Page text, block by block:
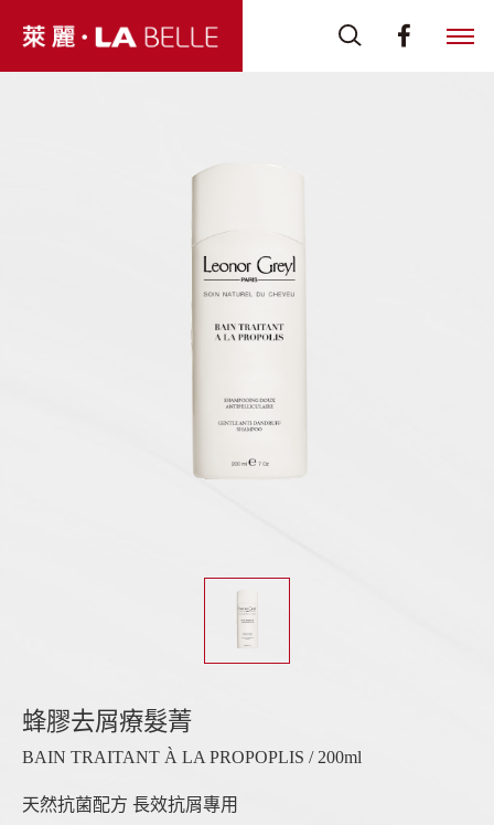
蜂膠去屑療髮菁
BAIN TRAITANT À LA PROPOPLIS / 200ml
天然抗菌配方 長效抗屑專用